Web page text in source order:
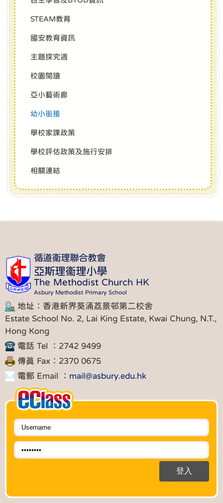
STEAM教育
國安教育資訊
主題探究週
校園閱讀
亞小藝術廊
幼小銜接
學校家課政策
學校評估政策及施行安排
相關連結
循道衞理聯合教會
亞斯理衞理小學
The Methodist Church HK
Asbury Methodist Primary School
地址：香港新界葵涌荔景邨第二校舍
Estate School No. 2, Lai King Estate, Kwai Chung, N.T.,
Hong Kong
電話 Tel ：2742 9499
傳真 Fax：2370 0675
電郵 Email ： mail@asbury.edu.hk